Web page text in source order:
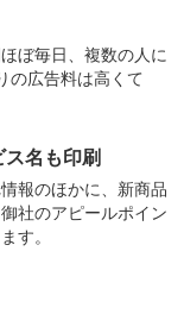
いる為。
険代理店）
ぼ毎日、複数の人に
の広告料は高くて
名も印刷
報のほかに、新商品
社のアピールポイン
す。